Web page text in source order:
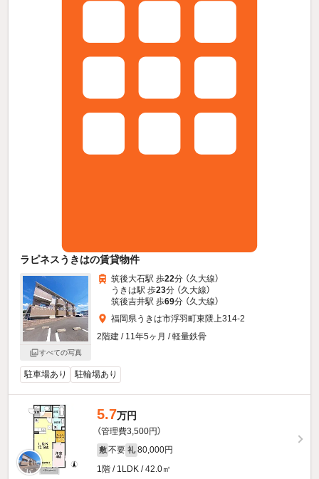
ラピネスうきはの賃貸物件
すべての写真
筑後大石駅 歩22分 （久大線）
うきは駅 歩23分 （久大線）
筑後吉井駅 歩69分 （久大線）
福岡県うきは市浮羽町東隈上314-2
2階建 / 11年5ヶ月 / 軽量鉄骨
駐車場あり 駐輪場あり
5.7万円
（管理費3,500円）
敷 不要 礼 80,000円
1階 / 1LDK / 42.0㎡